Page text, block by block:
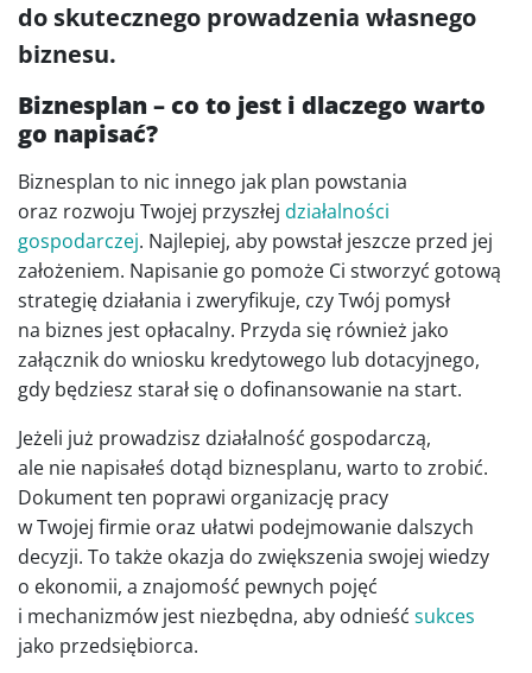
do skutecznego prowadzenia własnego
biznesu.
Biznesplan – co to jest i dlaczego warto
go napisać?
Biznesplan to nic innego jak plan powstania
oraz rozwoju Twojej przyszłej działalności
gospodarczej. Najlepiej, aby powstał jeszcze przed jej
założeniem. Napisanie go pomoże Ci stworzyć gotową
strategię działania i zweryfikuje, czy Twój pomysł
na biznes jest opłacalny. Przyda się również jako
załącznik do wniosku kredytowego lub dotacyjnego,
gdy będziesz starał się o dofinansowanie na start.
Jeżeli już prowadzisz działalność gospodarczą,
ale nie napisałeś dotąd biznesplanu, warto to zrobić.
Dokument ten poprawi organizację pracy
w Twojej firmie oraz ułatwi podejmowanie dalszych
decyzji. To także okazja do zwiększenia swojej wiedzy
o ekonomii, a znajomość pewnych pojęć
i mechanizmów jest niezbędna, aby odnieść sukces
jako przedsiębiorca.